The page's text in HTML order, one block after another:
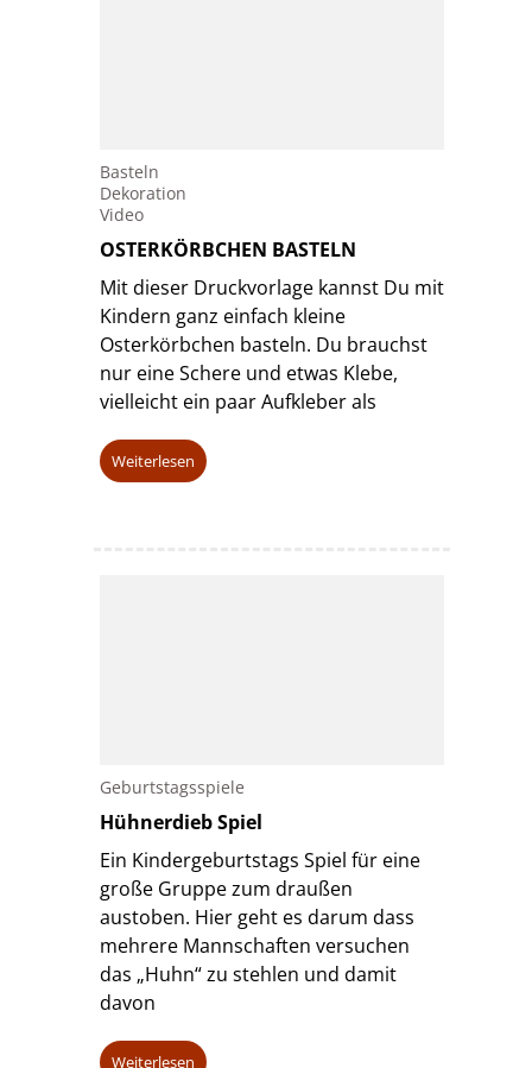
Basteln
Dekoration
Video
OSTERKÖRBCHEN BASTELN
Mit dieser Druckvorlage kannst Du mit
Kindern ganz einfach kleine
Osterkörbchen basteln. Du brauchst
nur eine Schere und etwas Klebe,
vielleicht ein paar Aufkleber als
Weiterlesen
Geburtstagsspiele
Hühnerdieb Spiel
Ein Kindergeburtstags Spiel für eine
große Gruppe zum draußen
austoben. Hier geht es darum dass
mehrere Mannschaften versuchen
das „Huhn“ zu stehlen und damit
davon
Weiterlesen